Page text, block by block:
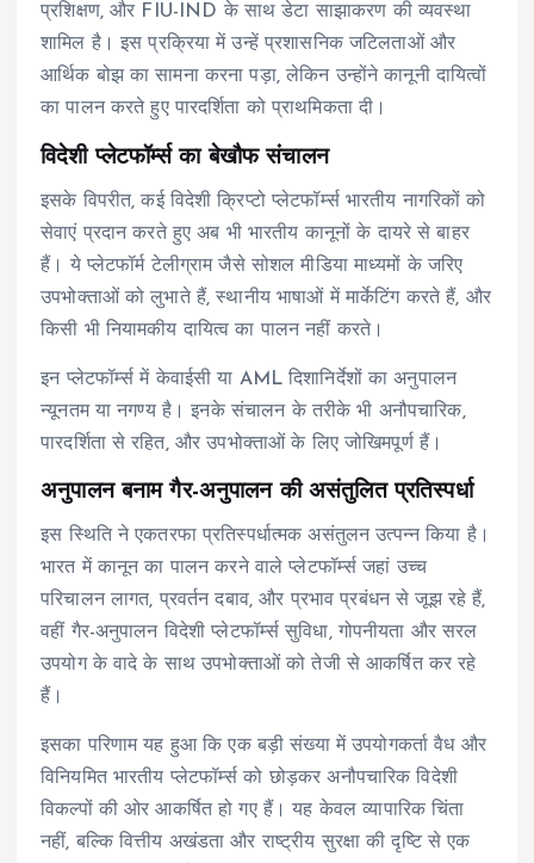
प्रशिक्षण, और FIU-IND के साथ डेटा साझाकरण की व्यवस्था
शामिल है। इस प्रक्रिया में उन्हें प्रशासनिक जटिलताओं और
आर्थिक बोझ का सामना करना पड़ा, लेकिन उन्होंने कानूनी दायित्वों
का पालन करते हुए पारदर्शिता को प्राथमिकता दी।
विदेशी प्लेटफॉर्म्स का बेखौफ संचालन
इसके विपरीत, कई विदेशी क्रिप्टो प्लेटफॉर्म्स भारतीय नागरिकों को
सेवाएं प्रदान करते हुए अब भी भारतीय कानूनों के दायरे से बाहर
हैं। ये प्लेटफॉर्म टेलीग्राम जैसे सोशल मीडिया माध्यमों के जरिए
उपभोक्ताओं को लुभाते हैं, स्थानीय भाषाओं में मार्केटिंग करते हैं, और
किसी भी नियामकीय दायित्व का पालन नहीं करते।
इन प्लेटफॉर्म्स में केवाईसी या AML दिशानिर्देशों का अनुपालन
न्यूनतम या नगण्य है। इनके संचालन के तरीके भी अनौपचारिक,
पारदर्शिता से रहित, और उपभोक्ताओं के लिए जोखिमपूर्ण हैं।
अनुपालन बनाम गैर-अनुपालन की असंतुलित प्रतिस्पर्धा
इस स्थिति ने एकतरफा प्रतिस्पर्धात्मक असंतुलन उत्पन्न किया है।
भारत में कानून का पालन करने वाले प्लेटफॉर्म्स जहां उच्च
परिचालन लागत, प्रवर्तन दबाव, और प्रभाव प्रबंधन से जूझ रहे हैं,
वहीं गैर-अनुपालन विदेशी प्लेटफॉर्म्स सुविधा, गोपनीयता और सरल
उपयोग के वादे के साथ उपभोक्ताओं को तेजी से आकर्षित कर रहे
हैं।
इसका परिणाम यह हुआ कि एक बड़ी संख्या में उपयोगकर्ता वैध और
विनियमित भारतीय प्लेटफॉर्म्स को छोड़कर अनौपचारिक विदेशी
विकल्पों की ओर आकर्षित हो गए हैं। यह केवल व्यापारिक चिंता
नहीं, बल्कि वित्तीय अखंडता और राष्ट्रीय सुरक्षा की दृष्टि से एक